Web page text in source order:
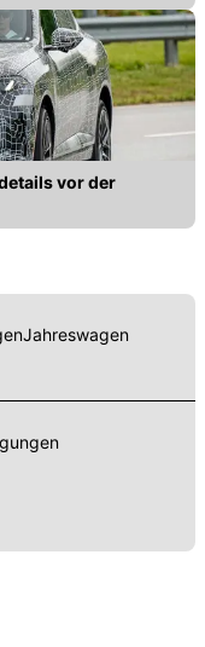
vor der
Jahreswagen